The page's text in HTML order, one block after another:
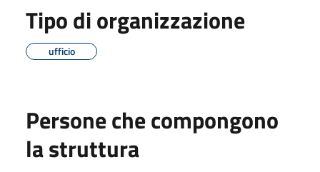
Tipo di organizzazione
ufficio
Persone che compongono
la struttura